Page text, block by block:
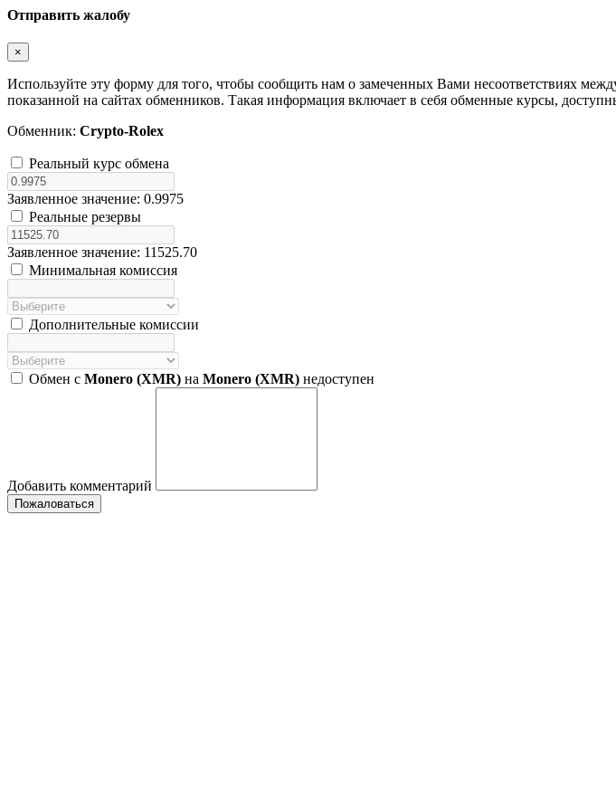
Отправить жалобу
×
Используйте эту форму для того, чтобы сообщить нам о замеченных Вами несоответствиях
показанной на сайтах обменников. Такая информация включает в себя обменные курсы,
Обменник: Crypto-Rolex
Реальный курс обмена
Заявленное значение: 0.9975
Реальные резервы
Заявленное значение: 11525.70
Минимальная комиссия
Дополнительные комиссии
Обмен с Monero (XMR) на Monero (XMR) недоступен
Добавить комментарий
Пожаловаться